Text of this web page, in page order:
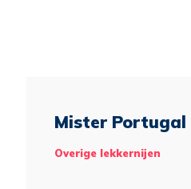
Mister Portugal
Overige lekkernijen